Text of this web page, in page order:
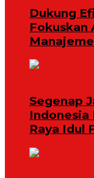
Dukung
Fokuskan
Segenap
Indonesia
Raya Idul